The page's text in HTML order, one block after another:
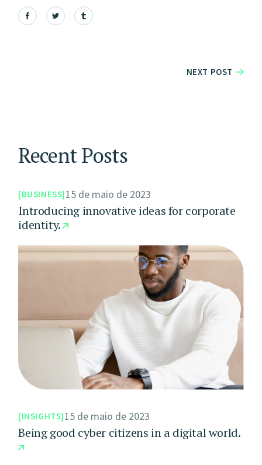
NEXT POST
Recent Posts
BUSINESS 15 de maio de 2023
Introducing innovative ideas for corporate
identity.
INSIGHTS 15 de maio de 2023
Being good cyber citizens in a digital world.